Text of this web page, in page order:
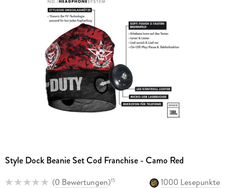
Style Dock Beanie Set Cod Franchise - Camo Red
(0 Bewertungen)15
1000 Lesepunkte